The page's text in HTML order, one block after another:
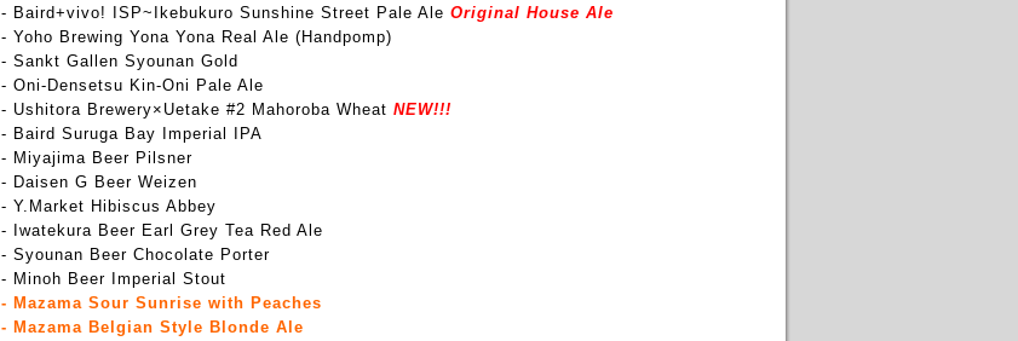
- Baird+vivo! ISP~Ikebukuro Sunshine Street Pale Ale Original House Ale
- Yoho Brewing Yona Yona Real Ale (Handpomp)
- Sankt Gallen Syounan Gold
- Oni-Densetsu Kin-Oni Pale Ale
- Ushitora Brewery×Uetake #2 Mahoroba Wheat NEW!!!
- Baird Suruga Bay Imperial IPA
- Miyajima Beer Pilsner
- Daisen G Beer Weizen
- Y.Market Hibiscus Abbey
- Iwatekura Beer Earl Grey Tea Red Ale
- Syounan Beer Chocolate Porter
- Minoh Beer Imperial Stout
- Mazama Sour Sunrise with Peaches
- Mazama Belgian Style Blonde Ale